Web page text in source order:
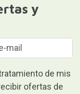
y
de mis
ofertas de